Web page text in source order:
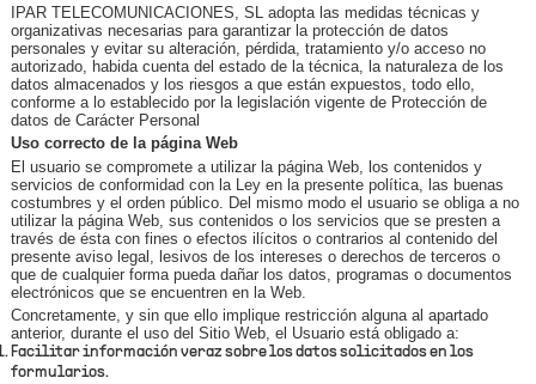
IPAR TELECOMUNICACIONES, SL adopta las medidas técnicas y
organizativas necesarias para garantizar la protección de datos
personales y evitar su alteración, pérdida, tratamiento y/o acceso no
autorizado, habida cuenta del estado de la técnica, la naturaleza de los
datos almacenados y los riesgos a que están expuestos, todo ello,
conforme a lo establecido por la legislación vigente de Protección de
datos de Carácter Personal
Uso correcto de la página Web
El usuario se compromete a utilizar la página Web, los contenidos y
servicios de conformidad con la Ley en la presente política, las buenas
costumbres y el orden público. Del mismo modo el usuario se obliga a no
utilizar la página Web, sus contenidos o los servicios que se presten a
través de ésta con fines o efectos ilícitos o contrarios al contenido del
presente aviso legal, lesivos de los intereses o derechos de terceros o
que de cualquier forma pueda dañar los datos, programas o documentos
electrónicos que se encuentren en la Web.
Concretamente, y sin que ello implique restricción alguna al apartado
anterior, durante el uso del Sitio Web, el Usuario está obligado a:
Facilitar información veraz sobre los datos solicitados en los
formularios.